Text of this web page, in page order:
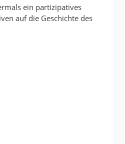
ein partizipatives
auf die Geschichte des